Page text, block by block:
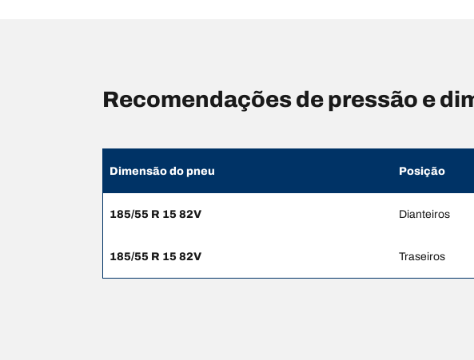
Recomendações de pressão e
Dimensão do pneu Posição
185/55 R 15 82V Dianteiros
185/55 R 15 82V Traseiros